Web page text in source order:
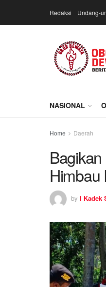
Redaksi Undang-
NASIONAL
Home Daerah
Himbau
by I Kadek